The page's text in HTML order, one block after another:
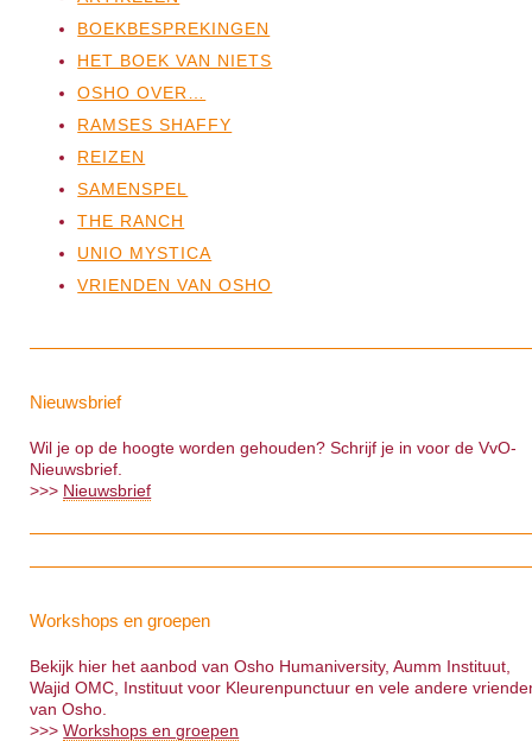
BOEKBESPREKINGEN
HET BOEK VAN NIETS
OSHO OVER…
RAMSES SHAFFY
REIZEN
SAMENSPEL
THE RANCH
UNIO MYSTICA
VRIENDEN VAN OSHO
Nieuwsbrief
Wil je op de hoogte worden gehouden? Schrijf je in voor de VvO-
Nieuwsbrief.
>>> Nieuwsbrief
Workshops en groepen
Bekijk hier het aanbod van Osho Humaniversity, Aumm Instituut,
Wajid OMC, Instituut voor Kleurenpunctuur en vele andere
van Osho.
>>>Workshops en groepen